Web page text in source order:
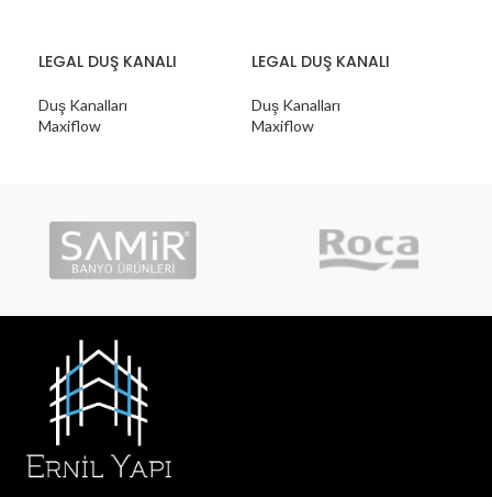
LEGAL DUŞ KANALI
Duş Kanalları
Maxiflow
LEGAL DUŞ KANALI
Duş Kanalları
Maxiflow